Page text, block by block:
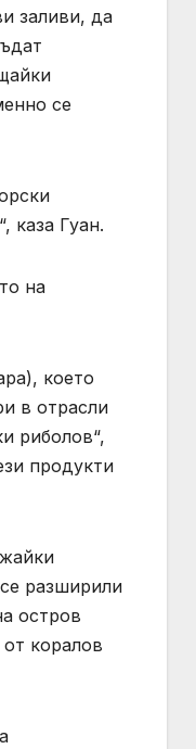
заливи, да
се
каза Гуан.
на
което
в отрасли
риболов“,
продукти
разширили
остров
коралов